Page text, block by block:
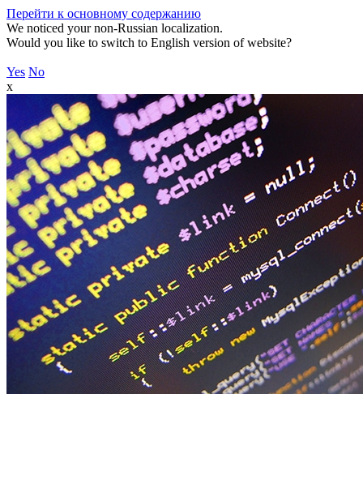
Перейти к основному содержанию
We noticed your non-Russian localization.
Would you like to switch to English version of website?
Yes No
x